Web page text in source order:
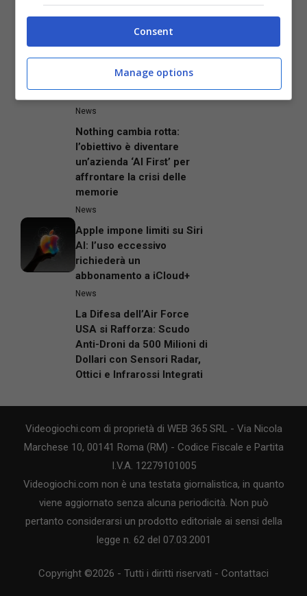
fino a 40 Gbps
Final Fantasy Resonance:
Amazon per la versione
PS5 in calo
News
Nothing cambia rotta:
l’obiettivo è diventare
un’azienda ‘AI First’ per
affrontare la crisi delle
memorie
News
Apple impone limiti su Siri
AI: l’uso eccessivo
richiederà un
abbonamento a iCloud+
News
La Difesa dell’Air Force
USA si Rafforza: Scudo
Anti-Droni da 500 Milioni di
Dollari con Sensori Radar,
Ottici e Infrarossi Integrati
Videogiochi.com di proprietà di WEB 365 SRL - Via Nicola
Marchese 10, 00141 Roma (RM) - Codice Fiscale e Partita
I.V.A. 12279101005
Videogiochi.com non è una testata giornalistica, in quanto
viene aggiornato senza alcuna periodicità. Non può
pertanto considerarsi un prodotto editoriale ai sensi della
legge n. 62 del 07.03.2001
Copyright ©2026 - Tutti i diritti riservati - Contattaci
Consent
Manage options